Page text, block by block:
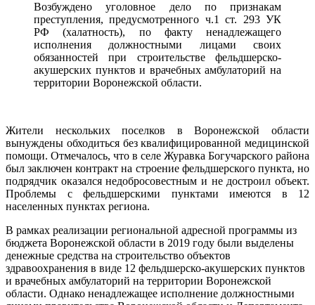
Возбуждено уголовное дело по признакам
преступления, предусмотренного ч.1 ст. 293 УК
РФ (халатность), по факту ненадлежащего
исполнения должностными лицами своих
обязанностей при строительстве фельдшерско-
акушерских пунктов и врачебных амбулаторий на
территории Воронежской области.
Жители нескольких поселков в Воронежской области
вынуждены обходиться без квалифицированной медицинской
помощи. Отмечалось, что в селе Журавка Богучарского района
был заключен контракт на строение фельдшерского пункта, но
подрядчик оказался недобросовестным и не достроил объект.
Проблемы с фельдшерскими пунктами имеются в 12
населенных пунктах региона.
В рамках реализации региональной адресной программы из
бюджета Воронежской области в 2019 году были выделены
денежные средства на строительство объектов
здравоохранения в виде 12 фельдшерско-акушерских пунктов
и врачебных амбулаторий на территории Воронежской
области. Однако ненадлежащее исполнение должностными